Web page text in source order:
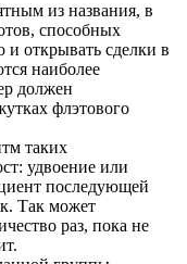
из названия, в
способных
открывать сделки в
наиболее
должен
флэтового
таких
удвоение или
последующей
Так может
раз, пока не